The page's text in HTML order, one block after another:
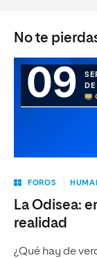
No te
09
FOROS
La Odisea:
realidad
¿Qué hay de